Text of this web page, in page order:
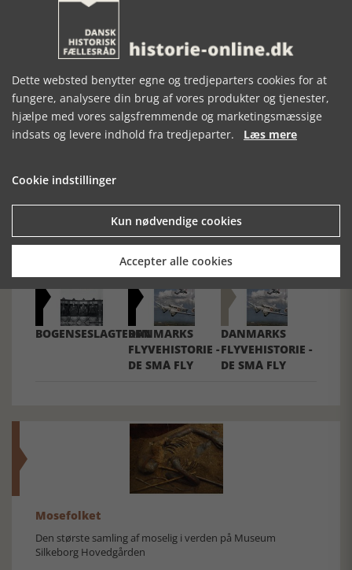
gemmer sig også gode – og måske endnu bedre – historier
mange andre steder. Og dem håber jeg, at Lise Bock vil tage
fat i på et senere tidspunkt.
Historie-online.dk, den 23. maj 2017
Forrige artikel
SE RELATEREDE ARTIKLER
BOGENSESLAGTERENDANMARKS
FLYVEHISTORIE -
DE SMÅ FLY
DANMARKS
FLYVEHISTORIE -
DE SMÅ FLY
Mosefolket
Den største samling af moselig i verden på Museum
Silkeborg Hovedgården
Dette websted benytter egne og tredjeparters cookies for at
fungere, analysere din brug af vores produkter og tjenester,
hjælpe med vores salgsfremmende og marketingsmæssige
indsats og levere indhold fra tredjeparter. Læs mere
Cookie indstillinger
Kun nødvendige cookies
Accepter alle cookies